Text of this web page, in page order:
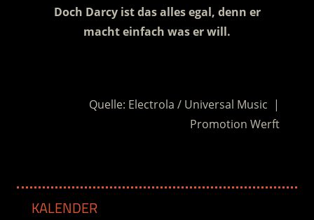
Doch Darcy ist das alles egal, denn er
macht einfach was er will.
Quelle: Electrola / Universal Music |
Promotion Werft
KALENDER